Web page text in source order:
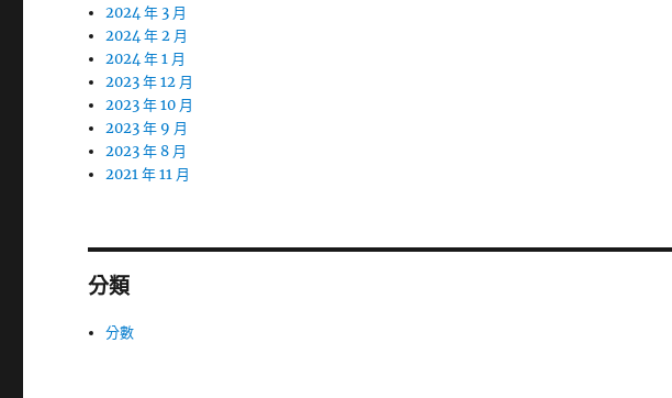
2024 年 3 月
2024 年 2 月
2024 年 1 月
2023 年 12 月
2023 年 10 月
2023 年 9 月
2023 年 8 月
2021 年 11 月
分類
分數